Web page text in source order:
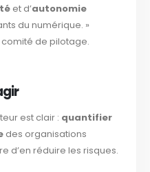
et d’autonomie
du numérique. »
de pilotage.
est clair : quantifier
des organisations
d’en réduire les risques.